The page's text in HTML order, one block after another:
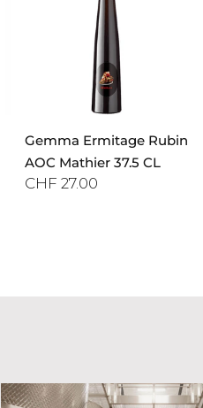
Gemma Ermitage Rubin
AOC Mathier 37.5 CL
CHF 27.00